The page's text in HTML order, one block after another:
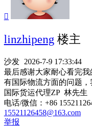

linzhipeng 楼主
沙发 2026-7-9 17:33:44
最后感谢大家耐心看完
有国际物流方面的问题
国际货运代理ZP 林先生
电话/微信：+86
15521126458@163.com
举报